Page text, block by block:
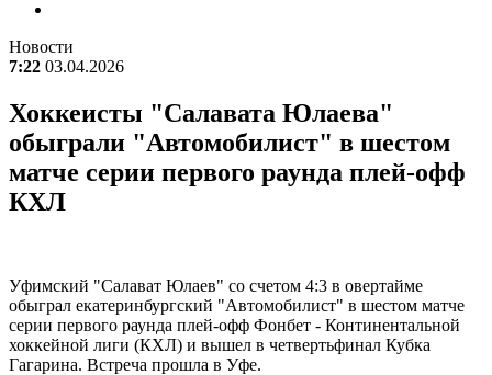
Новости
7:22 03.04.2026
Хоккеисты "Салавата Юлаева"
обыграли "Автомобилист" в шестом
матче серии первого раунда плей-офф
КХЛ
Уфимский "Салават Юлаев" со счетом 4:3 в овертайме
обыграл екатеринбургский "Автомобилист" в шестом матче
серии первого раунда плей-офф Фонбет - Континентальной
хоккейной лиги (КХЛ) и вышел в четвертьфинал Кубка
Гагарина. Встреча прошла в Уфе.